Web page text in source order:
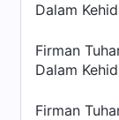
Dalam
Firman
Dalam
Firman